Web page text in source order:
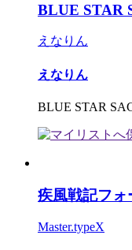
BLUE STAR
えなりん
えなりん
BLUE STAR
疾風戦記フォ
Master.typeX